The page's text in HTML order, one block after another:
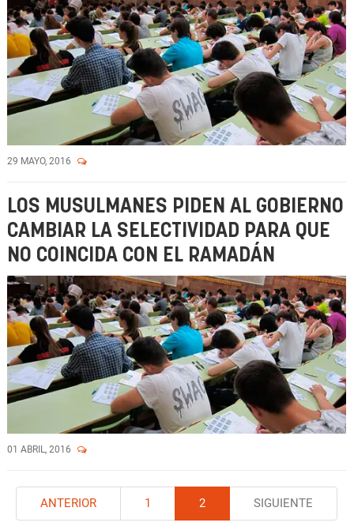
29 MAYO, 2016
LOS MUSULMANES PIDEN AL GOBIERNO
CAMBIAR LA SELECTIVIDAD PARA QUE
NO COINCIDA CON EL RAMADÁN
01 ABRIL, 2016
ANTERIOR 1 2 SIGUIENTE